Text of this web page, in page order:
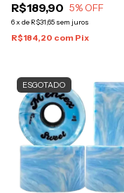
R$189,90 5% OFF
6x de R$31,65 sem juros
R$184,20 com Pix
ESGOTADO